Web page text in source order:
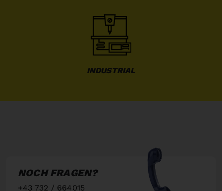
INDUSTRIAL
NOCH FRAGEN?
+43 732 / 664015